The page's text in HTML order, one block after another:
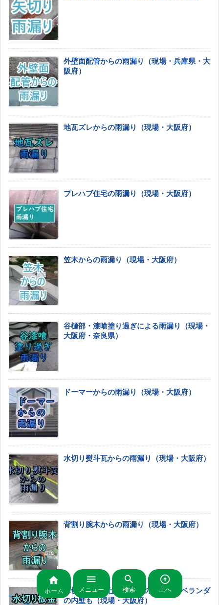
外壁面配管からの雨漏り（現場・兵庫県・大
阪府）
地瓦ズレからの雨漏り（現場・大阪府）
プレハブ住宅の雨漏り（現場・大阪府）
笠木からの雨漏り（現場・大阪府）
谷樋部・漆喰塗り過ぎによる雨漏り（現場・
大阪府・奈良県）
ドーマーからの雨漏り（現場・大阪府）
水切り熨斗瓦からの雨漏り（現場・大阪府）
背割り腕木からの雨漏り（現場・大阪府）
水切り板金鼻仕舞いからの雨漏り・ベランダ
の内壁も（現場・大阪府）

ホーム

メニュー

検索

上へ